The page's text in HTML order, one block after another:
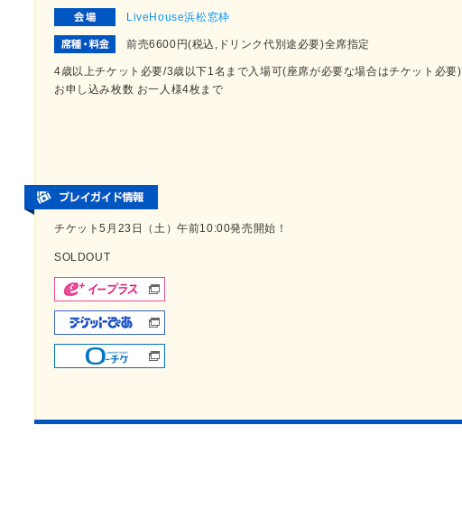
LiveHouse浜松窓枠
前売6600円(税込,ドリンク代別途必要)全席指定
4歳以上チケット必要/3歳以下1名まで入場可(座席が必要な場合はチケット必要)
お申し込み枚数 お一人様4枚まで
チケット5月23日（土）午前10:00発売開始！
SOLDOUT